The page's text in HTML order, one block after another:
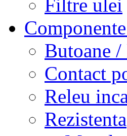
Filtre ulei
Butoane
Contact
Releu
Rezistenta